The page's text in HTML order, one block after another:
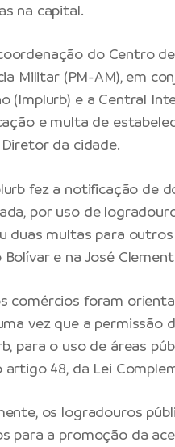
na capital.
do Centro
Militar (PM-AM), em
(Implurb) e a Central
e multa de
Diretor da cidade.
fez a notificação de
por uso de
duas multas para
Bolívar e na José
comércios foram
vez que a permissão
para o uso de áreas
artigo 48, da Lei
os logradouros
para a promoção da